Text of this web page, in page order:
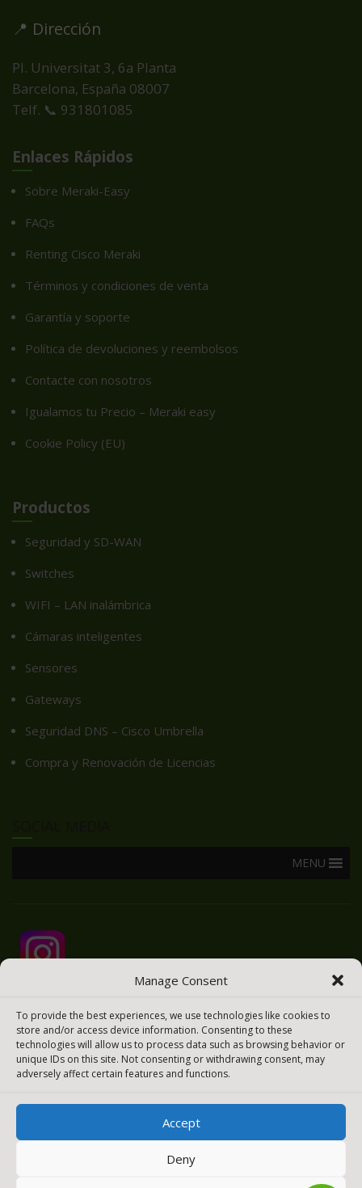
Manage Consent
To provide the best experiences, we use technologies like cookies to
store and/or access device information. Consenting to these
technologies will allow us to process data such as browsing behavior or
unique IDs on this site. Not consenting or withdrawing consent, may
adversely affect certain features and functions.
Accept
Deny
📍 Dirección
Pl. Universitat 3, 6a Planta
Barcelona, España 08007
Telf. 📞 931801085
Enlaces Rápidos
Sobre Meraki-Easy
FAQs
Renting Cisco Meraki
Términos y condiciones de venta
Garantía y soporte
Política de devoluciones y reembolsos
Contacte con nosotros
Igualamos tu Precio – Meraki easy
Cookie Policy (EU)
Productos
Seguridad y SD-WAN
Switches
WIFI – LAN inalámbrica
Cámaras inteligentes
Sensores
Gateways
Seguridad DNS – Cisco Umbrella
Compra y Renovación de Licencias
MENU
[payment_methods_image]